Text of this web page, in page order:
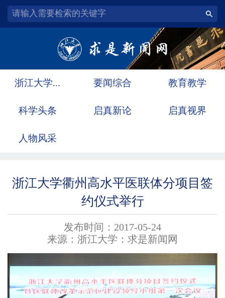
浙江大学... 要闻综合 教育教学
科学头条 启真新论 启真视界
人物风采
浙江大学衢州高水平医联体分项目签
约仪式举行
发布时间：2017-05-24
来源：浙江大学：求是新闻网